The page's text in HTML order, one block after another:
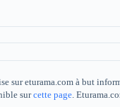
sur eturama.com à but
surcette page.